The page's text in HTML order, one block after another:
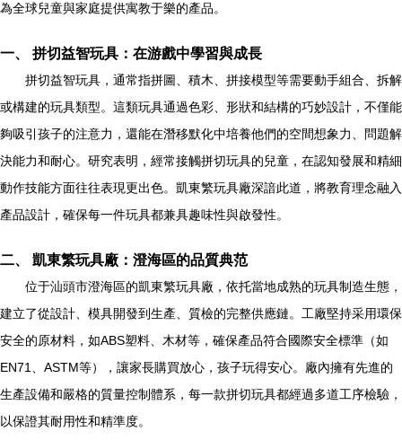
為全球兒童與家庭提供寓教于樂的產品。
一、 拼切益智玩具：在游戲中學習與成長
拼切益智玩具，通常指拼圖、積木、拼接模型等需要動手組合、拆解
或構建的玩具類型。這類玩具通過色彩、形狀和結構的巧妙設計，不僅能
夠吸引孩子的注意力，還能在潛移默化中培養他們的空間想象力、問題解
決能力和耐心。研究表明，經常接觸拼切玩具的兒童，在認知發展和精細
動作技能方面往往表現更出色。凱東繁玩具廠深諳此道，將教育理念融入
產品設計，確保每一件玩具都兼具趣味性與啟發性。
二、 凱東繁玩具廠：澄海區的品質典范
位于汕頭市澄海區的凱東繁玩具廠，依托當地成熟的玩具制造生態，
建立了從設計、模具開發到生產、質檢的完整供應鏈。工廠堅持采用環保
安全的原材料，如ABS塑料、木材等，確保產品符合國際安全標準（如
EN71、ASTM等），讓家長購買放心，孩子玩得安心。廠內擁有先進的
生產設備和嚴格的質量控制體系，每一款拼切玩具都經過多道工序檢驗，
以保證其耐用性和精準度。